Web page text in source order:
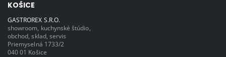
KOŠICE
GASTROREX S.R.O.
showroom, kuchynské štúdio,
obchod, sklad, servis
Priemyselná 1733/2
040 01 Košice